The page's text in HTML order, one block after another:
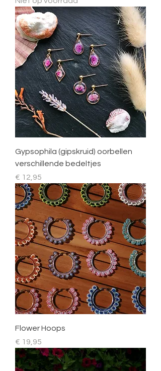
Gypsophila (gipskruid) oorbellen
verschillende bedeltjes
Prijs
€ 12,95
Flower Hoops
Prijs
€ 19,95